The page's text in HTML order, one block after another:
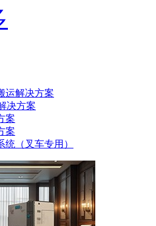
运解决方案
决方案
案
案
统（叉车专用）